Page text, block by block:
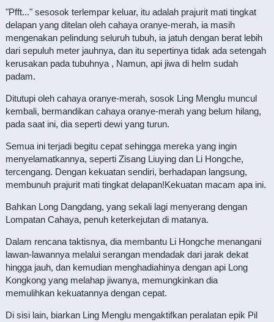
"Pfft..." sesosok terlempar keluar, itu adalah prajurit mati tingkat
delapan yang ditelan oleh cahaya oranye-merah, ia masih
mengenakan pelindung seluruh tubuh, ia jatuh dengan berat lebih
dari sepuluh meter jauhnya, dan itu sepertinya tidak ada setengah
kerusakan pada tubuhnya , Namun, api jiwa di helm sudah
padam.
Ditutupi oleh cahaya oranye-merah, sosok Ling Menglu muncul
kembali, bermandikan cahaya oranye-merah yang belum hilang,
pada saat ini, dia seperti dewi yang turun.
Semua ini terjadi begitu cepat sehingga mereka yang ingin
menyelamatkannya, seperti Zisang Liuying dan Li Hongche,
tercengang. Dengan kekuatan sendiri, berhadapan langsung,
membunuh prajurit mati tingkat delapan!Kekuatan macam apa ini.
Bahkan Long Dangdang, yang sekali lagi menyerang dengan
Lompatan Cahaya, penuh keterkejutan di matanya.
Dalam rencana taktisnya, dia membantu Li Hongche menangani
lawan-lawannya melalui serangan mendadak dari jarak dekat
hingga jauh, dan kemudian menghadiahinya dengan api Long
Kongkong yang melahap jiwanya, memungkinkan dia
memulihkan kekuatannya dengan cepat.
Di sisi lain, biarkan Ling Menglu mengaktifkan peralatan epik Pil